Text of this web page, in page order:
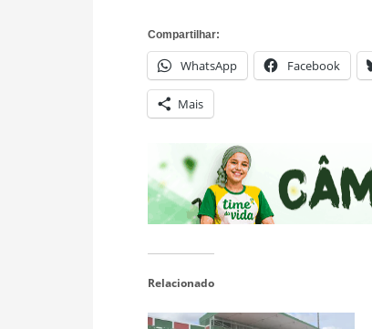
Compartilhar:
WhatsApp Facebook
Mais
Relacionado